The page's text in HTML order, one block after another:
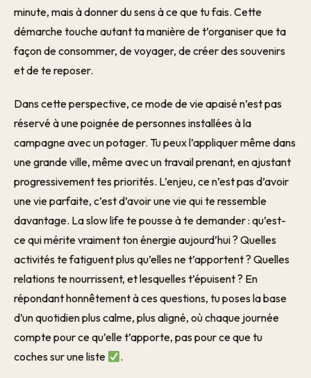
minute, mais à donner du sens à ce que tu fais. Cette
démarche touche autant ta manière de t’organiser que ta
façon de consommer, de voyager, de créer des souvenirs
et de te reposer.
Dans cette perspective, ce mode de vie apaisé n’est pas
réservé à une poignée de personnes installées à la
campagne avec un potager. Tu peux l’appliquer même dans
une grande ville, même avec un travail prenant, en ajustant
progressivement tes priorités. L’enjeu, ce n’est pas d’avoir
une vie parfaite, c’est d’avoir une vie qui te ressemble
davantage. La slow life te pousse à te demander : qu’est-
ce qui mérite vraiment ton énergie aujourd’hui ? Quelles
activités te fatiguent plus qu’elles ne t’apportent ? Quelles
relations te nourrissent, et lesquelles t’épuisent ? En
répondant honnêtement à ces questions, tu poses la base
d’un quotidien plus calme, plus aligné, où chaque journée
compte pour ce qu’elle t’apporte, pas pour ce que tu
coches sur une liste
.